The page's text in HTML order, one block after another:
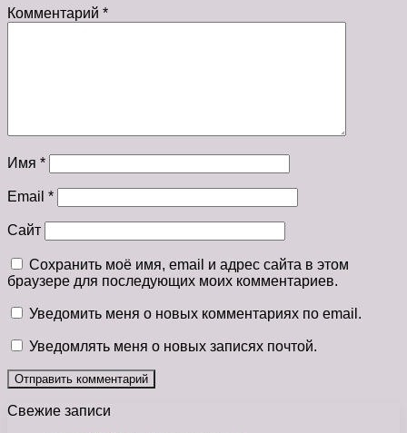
Комментарий *
Имя *
Email *
Сайт
Сохранить моё имя, email и адрес сайта в этом
браузере для последующих моих комментариев.
Уведомить меня о новых комментариях по email.
Уведомлять меня о новых записях почтой.
Свежие записи